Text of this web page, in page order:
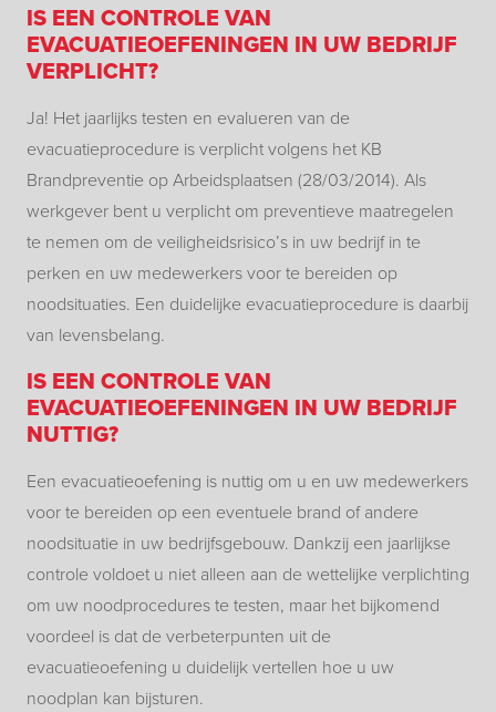
IS EEN CONTROLE VAN
EVACUATIEOEFENINGEN IN UW BEDRIJF
VERPLICHT?
Ja! Het jaarlijks testen en evalueren van de
evacuatieprocedure is verplicht volgens het KB
Brandpreventie op Arbeidsplaatsen (28/03/2014). Als
werkgever bent u verplicht om preventieve maatregelen
te nemen om de veiligheidsrisico’s in uw bedrijf in te
perken en uw medewerkers voor te bereiden op
noodsituaties. Een duidelijke evacuatieprocedure is daarbij
van levensbelang.
IS EEN CONTROLE VAN
EVACUATIEOEFENINGEN IN UW BEDRIJF
NUTTIG?
Een evacuatieoefening is nuttig om u en uw medewerkers
voor te bereiden op een eventuele brand of andere
noodsituatie in uw bedrijfsgebouw. Dankzij een jaarlijkse
controle voldoet u niet alleen aan de wettelijke verplichting
om uw noodprocedures te testen, maar het bijkomend
voordeel is dat de verbeterpunten uit de
evacuatieoefening u duidelijk vertellen hoe u uw
noodplan kan bijsturen.